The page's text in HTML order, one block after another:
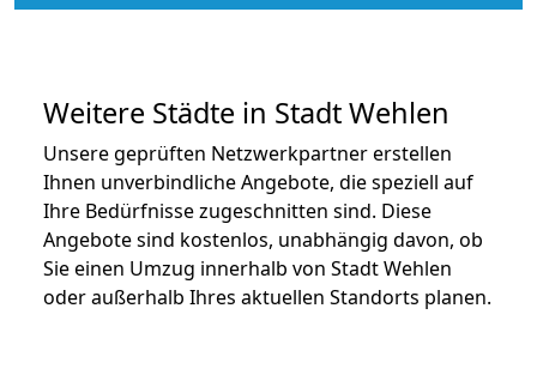
Weitere Städte in Stadt Wehlen
Unsere geprüften Netzwerkpartner erstellen
Ihnen unverbindliche Angebote, die speziell auf
Ihre Bedürfnisse zugeschnitten sind. Diese
Angebote sind kostenlos, unabhängig davon, ob
Sie einen Umzug innerhalb von Stadt Wehlen
oder außerhalb Ihres aktuellen Standorts planen.